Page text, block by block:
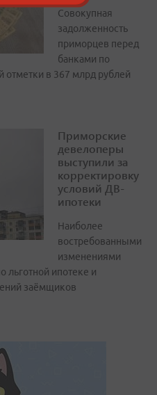
Совокупная
задолженность
приморцев перед
банками по
отметки в 367 млрд рублей
Приморские
девелоперы
выступили за
корректировку
условий ДВ-
ипотеки
Наиболее
востребованными
изменениями
ипотеке и
заёмщиков